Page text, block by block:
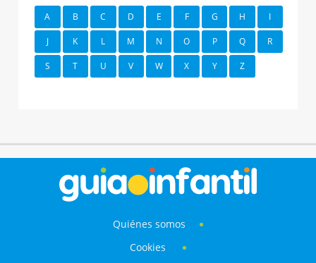
A B C D E F G H I
J K L M N O P Q R
S T U V W X Y Z
Quiénes somos
Cookies